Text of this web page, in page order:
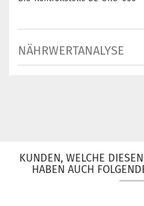
NÄHRWERTANALYSE
KUNDEN, WELCHE
HABEN AUCH